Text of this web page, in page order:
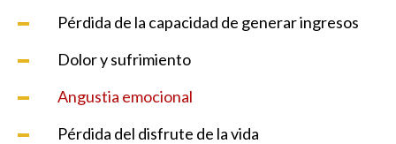
Pérdida de la capacidad de generar ingresos
Dolor y sufrimiento
Angustia emocional
Pérdida del disfrute de la vida